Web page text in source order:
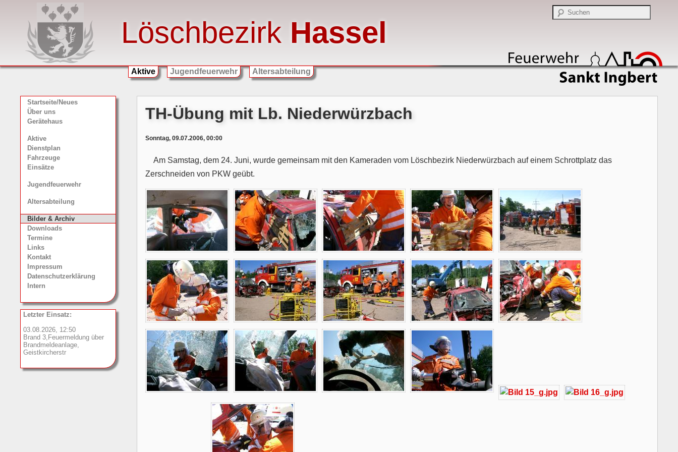
Löschbezirk Hassel
Aktive Jugendfeuerwehr Altersabteilung
Startseite/Neues
Über uns
Gerätehaus
Aktive
Dienstplan
Fahrzeuge
Einsätze
Jugendfeuerwehr
Altersabteilung
Bilder & Archiv
Downloads
Termine
Links
Kontakt
Impressum
Datenschutzerklärung
Intern
Letzter Einsatz:
03.08.2026, 12:50
Brand 3,Feuermeldung über
Brandmeldeanlage,
Geistkircherstr
TH-Übung mit Lb. Niederwürzbach
Sonntag, 09.07.2006, 00:00
Am Samstag, dem 24. Juni, wurde gemeinsam mit den Kameraden vom Löschbezirk Niederwürzbach auf einem Schrottplatz das
Zerschneiden von PKW geübt.